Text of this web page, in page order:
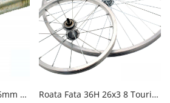
Ax Ciclo Sport Fata 5 16mm L-135mm RMS
Roata Fata 36H 26x3 8 Touring Alu Ax 5 16 RMS